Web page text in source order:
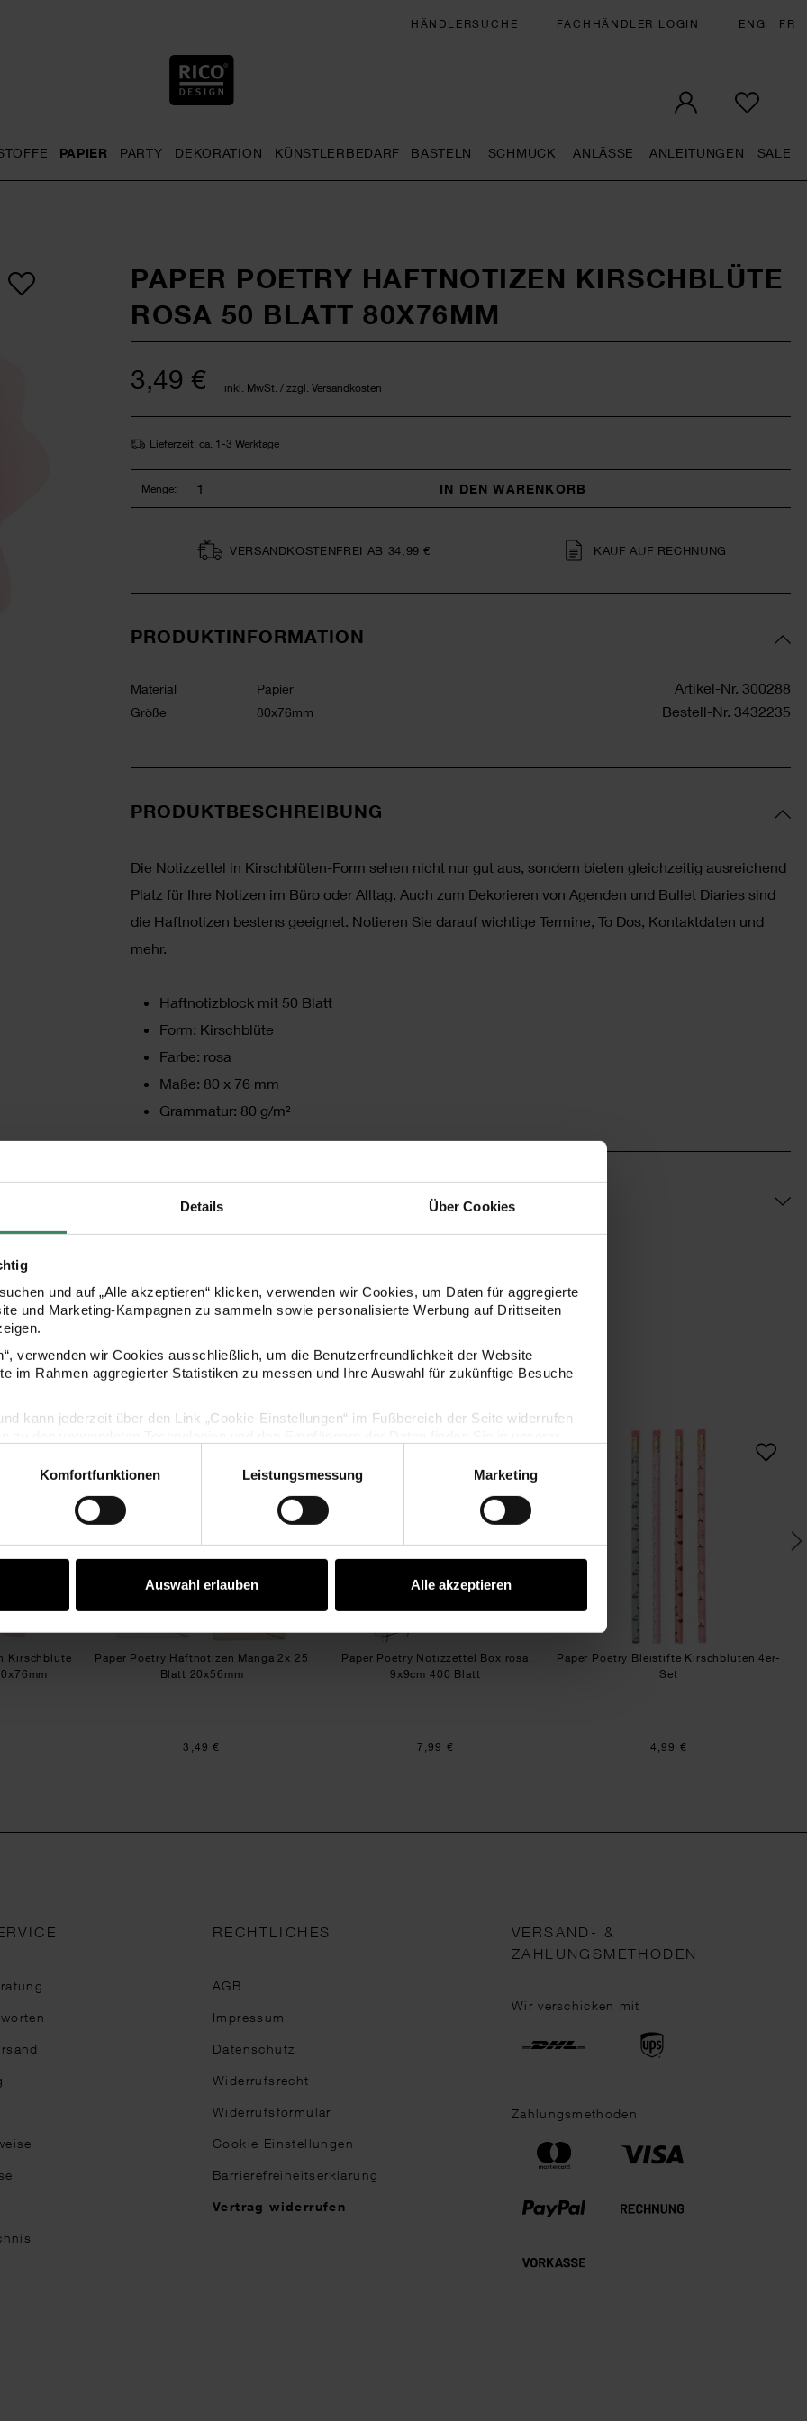
Details Über Cookies
und auf „Alle akzeptieren“ klicken, verwenden wir Cookies, um Daten für aggregierte
und Marketing-Kampagnen zu sammeln sowie personalisierte Werbung auf Drittseiten
verwenden wir Cookies ausschließlich, um die Benutzerfreundlichkeit der Website
im Rahmen aggregierter Statistiken zu messen und Ihre Auswahl für zukünftige Besuche
kann jederzeit über den Link „Cookie-Einstellungen“ im Fußbereich der Seite widerrufen
Vertrag widerrufen
Komfortfunktionen Leistungsmessung Marketing
Auswahl erlauben Alle akzeptieren
HÄNDLERSUCHE FACHHÄNDLER LOGIN ENG FR
PAPIER PARTY DEKORATION KÜNSTLERBEDARF BASTELN SCHMUCK ANLÄSSE ANLEITUNGEN SALE
PAPER POETRY HAFTNOTIZEN KIRSCHBLÜTE
ROSA 50 BLATT 80X76MM
3,49 € inkl. MwSt. / zzgl. Versandkosten
Lieferzeit: ca. 1-3 Werktage
Menge: IN DEN WARENKORB
VERSAND­KOSTEN­FREI AB 34,99 € KAUF AUF RECHNUNG
PRODUKTINFORMATION
Material
Papier
Größe
80x76mm
Artikel-Nr. 300288
Bestell-Nr. 3432235
PRODUKTBESCHREIBUNG
Die Notizzettel in Kirschblüten-Form sehen nicht nur gut aus, sondern bieten gleichzeitig ausreichend
Platz für Ihre Notizen im Büro oder Alltag. Auch zum Dekorieren von Agenden und Bullet Diaries sind
die Haftnotizen bestens geeignet. Notieren Sie darauf wichtige Termine, To Dos, Kontaktdaten und
mehr.
Haftnotizblock mit 50 Blatt
Form: Kirschblüte
Farbe: rosa
Maße: 80 x 76 mm
Grammatur: 80 g/m²
KAUFEMPFEHLUNG
Kirschblüte
Paper Poetry Haftnotizen Manga 2x 25
Blatt 20x56mm
3,49 €
Paper Poetry Notizzettel Box rosa 9x9cm 400 Blatt
Paper Poetry Notizzettel Box rosa
9x9cm 400 Blatt
7,99 €
Paper Poetry
Paper Poetry Bleistifte Kirschblüten 4er-
Set
4,99 €
RECHTLICHES
AGB
Impressum
Datenschutz
Widerrufsrecht
Widerrufsformular
Cookie Einstellungen
Barrierefreiheitserklärung
Vertrag widerrufen
VERSAND- &
ZAHLUNGSMETHODEN
Wir verschicken mit
Zahlungsmethoden